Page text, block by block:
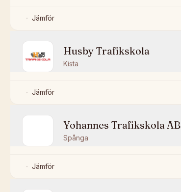
Jämför
Husby Trafikskola
Kista
Jämför
Yohannes Trafikskola AB
Spånga
Jämför